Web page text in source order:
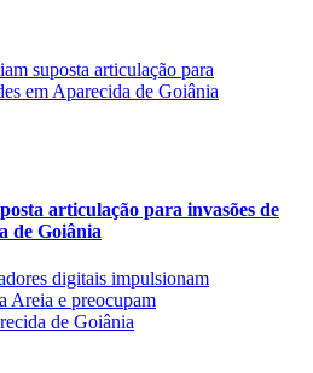
articulação para invasões de
de Goiânia